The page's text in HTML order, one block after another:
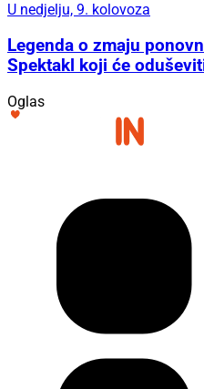
U nedjelju, 9. kolovoza
Legenda o zmaju
Spektakl koji će
Oglas